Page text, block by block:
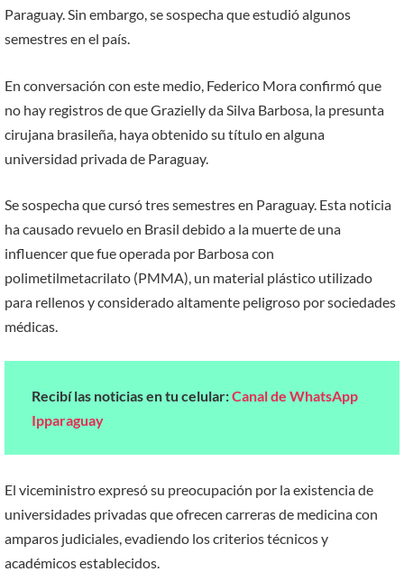
Paraguay. Sin embargo, se sospecha que estudió algunos
semestres en el país.
En conversación con este medio, Federico Mora confirmó que
no hay registros de que Grazielly da Silva Barbosa, la presunta
cirujana brasileña, haya obtenido su título en alguna
universidad privada de Paraguay.
Se sospecha que cursó tres semestres en Paraguay. Esta noticia
ha causado revuelo en Brasil debido a la muerte de una
influencer que fue operada por Barbosa con
polimetilmetacrilato (PMMA), un material plástico utilizado
para rellenos y considerado altamente peligroso por sociedades
médicas.
Recibí las noticias en tu celular:Canal de WhatsApp
Ipparaguay
El viceministro expresó su preocupación por la existencia de
universidades privadas que ofrecen carreras de medicina con
amparos judiciales, evadiendo los criterios técnicos y
académicos establecidos.